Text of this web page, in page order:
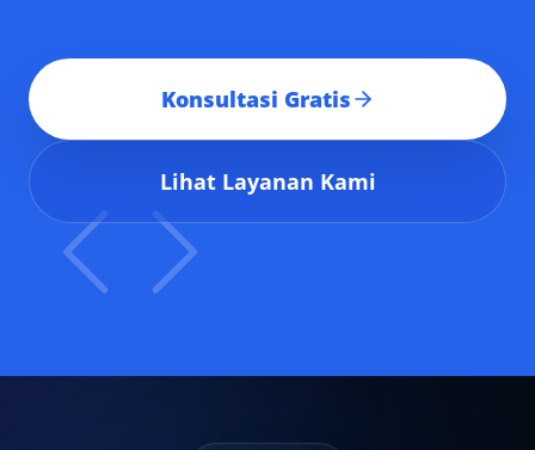
Konsultasi Gratis
Lihat Layanan Kami